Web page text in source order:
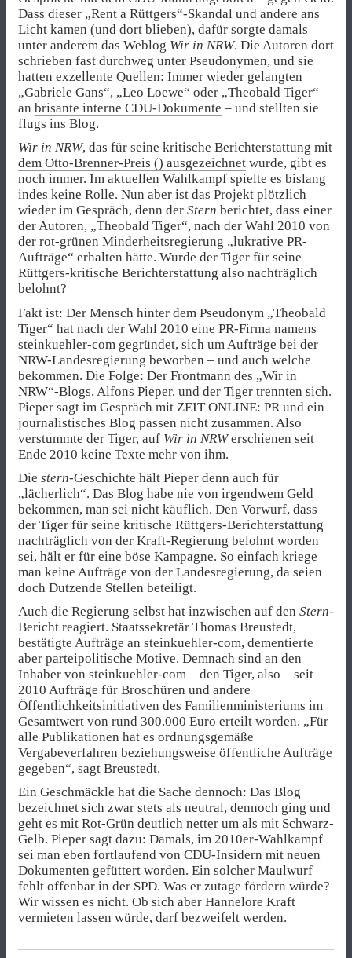
Dass dieser „Rent a Rüttgers“-Skandal und andere ans
Licht kamen (und dort blieben), dafür sorgte damals
unter anderem das Weblog Wir in NRW. Die Autoren dort
schrieben fast durchweg unter Pseudonymen, und sie
hatten exzellente Quellen: Immer wieder gelangten
„Gabriele Gans“, „Leo Loewe“ oder „Theobald Tiger“
an brisante interne CDU-Dokumente – und stellten sie
flugs ins Blog.
Wir in NRW, das für seine kritische Berichterstattung mit
dem Otto-Brenner-Preis () ausgezeichnet wurde, gibt es
noch immer. Im aktuellen Wahlkampf spielte es bislang
indes keine Rolle. Nun aber ist das Projekt plötzlich
wieder im Gespräch, denn der Stern berichtet, dass einer
der Autoren, „Theobald Tiger“, nach der Wahl 2010 von
der rot-grünen Minderheitsregierung „lukrative PR-
Aufträge“ erhalten hätte. Wurde der Tiger für seine
Rüttgers-kritische Berichterstattung also nachträglich
belohnt?
Fakt ist: Der Mensch hinter dem Pseudonym „Theobald
Tiger“ hat nach der Wahl 2010 eine PR-Firma namens
steinkuehler-com gegründet, sich um Aufträge bei der
NRW-Landesregierung beworben – und auch welche
bekommen. Die Folge: Der Frontmann des „Wir in
NRW“-Blogs, Alfons Pieper, und der Tiger trennten sich.
Pieper sagt im Gespräch mit ZEIT ONLINE: PR und ein
journalistisches Blog passen nicht zusammen. Also
verstummte der Tiger, auf Wir in NRWerschienen seit
Ende 2010 keine Texte mehr von ihm.
Die stern-Geschichte hält Pieper denn auch für
„lächerlich“. Das Blog habe nie von irgendwem Geld
bekommen, man sei nicht käuflich. Den Vorwurf, dass
der Tiger für seine kritische Rüttgers-Berichterstattung
nachträglich von der Kraft-Regierung belohnt worden
sei, hält er für eine böse Kampagne. So einfach kriege
man keine Aufträge von der Landesregierung, da seien
doch Dutzende Stellen beteiligt.
Auch die Regierung selbst hat inzwischen auf den Stern-
Bericht reagiert. Staatssekretär Thomas Breustedt,
bestätigte Aufträge an steinkuehler-com, dementierte
aber parteipolitische Motive. Demnach sind an den
Inhaber von steinkuehler-com – den Tiger, also – seit
2010 Aufträge für Broschüren und andere
Öffentlichkeitsinitiativen des Familienministeriums im
Gesamtwert von rund 300.000 Euro erteilt worden. „Für
alle Publikationen hat es ordnungsgemäße
Vergabeverfahren beziehungsweise öffentliche Aufträge
gegeben“, sagt Breustedt.
Ein Geschmäckle hat die Sache dennoch: Das Blog
bezeichnet sich zwar stets als neutral, dennoch ging und
geht es mit Rot-Grün deutlich netter um als mit Schwarz-
Gelb. Pieper sagt dazu: Damals, im 2010er-Wahlkampf
sei man eben fortlaufend von CDU-Insidern mit neuen
Dokumenten gefüttert worden. Ein solcher Maulwurf
fehlt offenbar in der SPD. Was er zutage fördern würde?
Wir wissen es nicht. Ob sich aber Hannelore Kraft
vermieten lassen würde, darf bezweifelt werden.